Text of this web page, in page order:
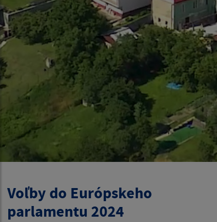
Voľby do Európskeho
parlamentu 2024